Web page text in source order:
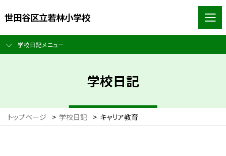
世田谷区立若林小学校
学校日記メニュー
学校日記
トップページ > 学校日記 > キャリア教育